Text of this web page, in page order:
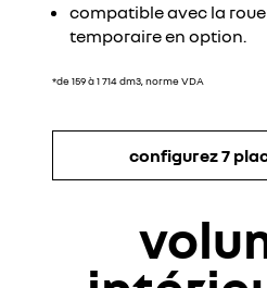
compatible avec la
temporaire en option.
*de 159 à 1 714 dm3, norme VDA
configurez 7